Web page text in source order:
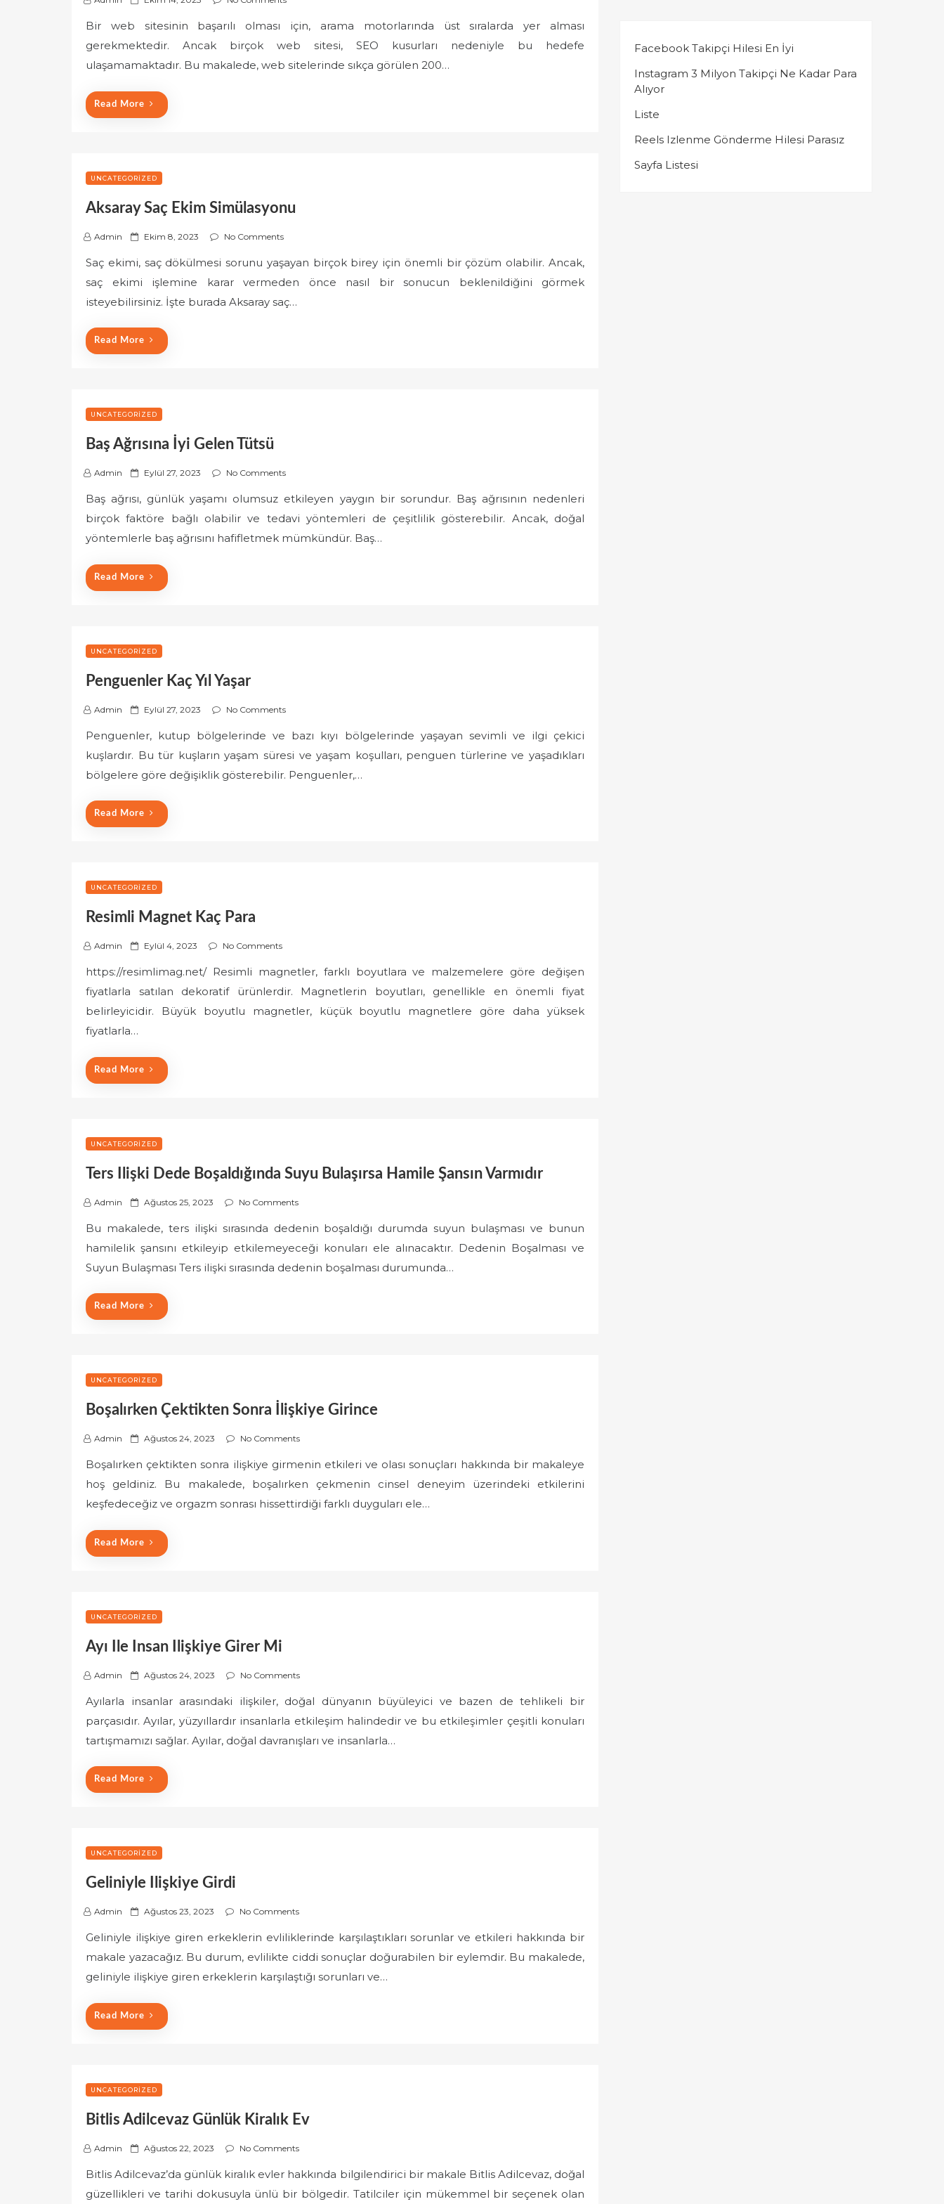
t
e
o
n
Bir web sitesinin başarılı olması için, arama motorlarında üst sıralarda yer alması
gerekmektedir. Ancak birçok web sitesi, SEO kusurları nedeniyle bu hedefe
ulaşamamaktadır. Bu makalede, web sitelerinde sıkça görülen 200…
Read More
UNCATEGORIZED
Aksaray Saç Ekim Simülasyonu
Admin
P
s
t
o
n
Ekim 8, 2023 No Comments
Saç ekimi, saç dökülmesi sorunu yaşayan birçok birey için önemli bir çözüm olabilir. Ancak,
saç ekimi işlemine karar vermeden önce nasıl bir sonucun beklenildiğini görmek
isteyebilirsiniz. İşte burada Aksaray saç…
Read More
UNCATEGORIZED
Baş Ağrısına İyi Gelen Tütsü
Admin
P
s
t
e
o
n
Eylül 27, 2023 No Comments
Baş ağrısı, günlük yaşamı olumsuz etkileyen yaygın bir sorundur. Baş ağrısının nedenleri
birçok faktöre bağlı olabilir ve tedavi yöntemleri de çeşitlilik gösterebilir. Ancak, doğal
yöntemlerle baş ağrısını hafifletmek mümkündür. Baş…
Read More
UNCATEGORIZED
Penguenler Kaç Yıl Yaşar
Admin
P
s
t
o
n
Eylül 27, 2023 No Comments
Penguenler, kutup bölgelerinde ve bazı kıyı bölgelerinde yaşayan sevimli ve ilgi çekici
kuşlardır. Bu tür kuşların yaşam süresi ve yaşam koşulları, penguen türlerine ve yaşadıkları
bölgelere göre değişiklik gösterebilir. Penguenler,…
Read More
UNCATEGORIZED
Resimli Magnet Kaç Para
Admin
P
s
t
e
Eylül 4, 2023 No Comments
https://resimlimag.net/ Resimli magnetler, farklı boyutlara ve malzemelere göre değişen
fiyatlarla satılan dekoratif ürünlerdir. Magnetlerin boyutları, genellikle en önemli fiyat
belirleyicidir. Büyük boyutlu magnetler, küçük boyutlu magnetlere göre daha yüksek
fiyatlarla…
Read More
UNCATEGORIZED
Ters Ilişki Dede Boşaldığında Suyu Bulaşırsa Hamile Şansın Varmıdır
Admin
P
s
t
e
o
n
Ağustos 25, 2023 No Comments
Bu makalede, ters ilişki sırasında dedenin boşaldığı durumda suyun bulaşması ve bunun
hamilelik şansını etkileyip etkilemeyeceği konuları ele alınacaktır. Dedenin Boşalması ve
Suyun Bulaşması Ters ilişki sırasında dedenin boşalması durumunda…
Read More
UNCATEGORIZED
Boşalırken Çektikten Sonra İlişkiye Girince
Admin
P
s
t
e
o
n
Ağustos 24, 2023 No Comments
Boşalırken çektikten sonra ilişkiye girmenin etkileri ve olası sonuçları hakkında bir makaleye
hoş geldiniz. Bu makalede, boşalırken çekmenin cinsel deneyim üzerindeki etkilerini
keşfedeceğiz ve orgazm sonrası hissettirdiği farklı duyguları ele…
Read More
UNCATEGORIZED
Ayı Ile Insan Ilişkiye Girer Mi
Admin
P
s
o
n
Ağustos 24, 2023 No Comments
Ayılarla insanlar arasındaki ilişkiler, doğal dünyanın büyüleyici ve bazen de tehlikeli bir
parçasıdır. Ayılar, yüzyıllardır insanlarla etkileşim halindedir ve bu etkileşimler çeşitli konuları
tartışmamızı sağlar. Ayılar, doğal davranışları ve insanlarla…
Read More
UNCATEGORIZED
Geliniyle Ilişkiye Girdi
Admin
P
s
t
e
o
n
Ağustos 23, 2023 No Comments
Geliniyle ilişkiye giren erkeklerin evliliklerinde karşılaştıkları sorunlar ve etkileri hakkında bir
makale yazacağız. Bu durum, evlilikte ciddi sonuçlar doğurabilen bir eylemdir. Bu makalede,
geliniyle ilişkiye giren erkeklerin karşılaştığı sorunları ve…
Read More
UNCATEGORIZED
Bitlis Adilcevaz Günlük Kiralık Ev
Admin
P
s
t
Ağustos 22, 2023 No Comments
Bitlis Adilcevaz’da günlük kiralık evler hakkında bilgilendirici bir makale Bitlis Adilcevaz, doğal
güzellikleri ve tarihi dokusuyla ünlü bir bölgedir. Tatilciler için mükemmel bir seçenek olan
Facebook Takipçi Hilesi En İyi
Instagram 3 Milyon Takipçi Ne Kadar Para
Alıyor
Liste
Reels Izlenme Gönderme Hilesi Parasız
Sayfa Listesi